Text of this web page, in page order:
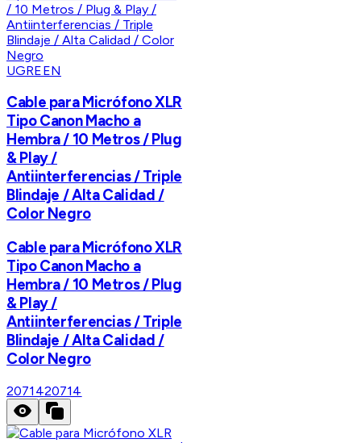
UGREEN
Cable para Micrófono XLR
Tipo Canon Macho a
Hembra / 10 Metros / Plug
& Play /
Antiinterferencias / Triple
Blindaje / Alta Calidad /
Color Negro
Cable para Micrófono XLR
Tipo Canon Macho a
Hembra / 10 Metros / Plug
& Play /
Antiinterferencias / Triple
Blindaje / Alta Calidad /
Color Negro
2071420714